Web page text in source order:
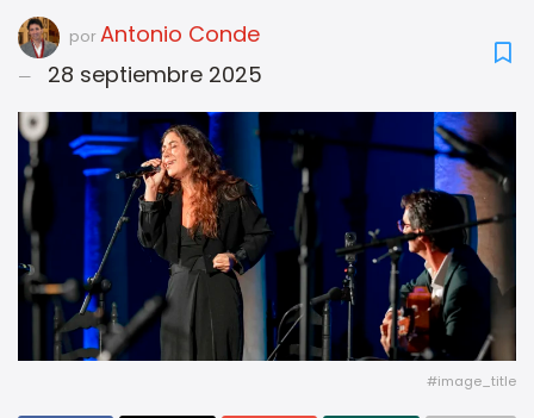
porAntonio Conde
28 septiembre 2025
#image_title